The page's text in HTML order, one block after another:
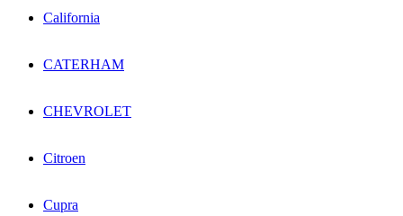
California
CATERHAM
CHEVROLET
Citroen
Cupra